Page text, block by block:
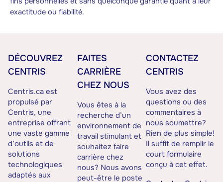
exactitude ou fiabilité.
DÉCOUVREZ
CENTRIS
Centris.ca est
propulsé par
Centris, une
entreprise offrant
une vaste gamme
d’outils et de
solutions
technologiques
adaptés aux
FAITES
CARRIÈRE
CHEZ NOUS
Vous êtes à la
recherche d’un
environnement de
travail stimulant et
souhaitez faire
carrière chez
nous? Nous avons
peut-être le poste
CONTACTEZ
CENTRIS
Vous avez des
questions ou des
commentaires à
nous soumettre?
Rien de plus simple!
Il suffit de remplir le
court formulaire
conçu à cet effet.